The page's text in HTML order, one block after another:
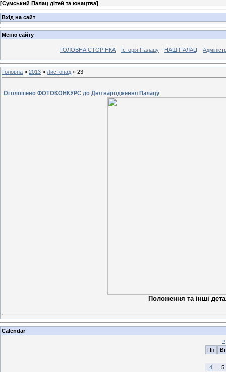
[Сумський Палац дітей та юнацтва]
Вхід на сайт
Меню сайту
ГОЛОВНА СТОРІНКА Історія Палацу НАШ ПАЛАЦ
Головна » 2013 » Листопад » 23
Оголошено ФОТОКОНКУРС до Дня народження Палацу
Положення та інші
Calendar
«
Пн
Вт
4
5